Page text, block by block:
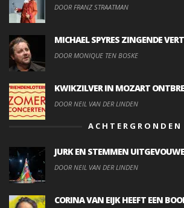
DOOR FRANZ STRAATMAN
MICHAEL SPYRES ZINGENDE
DOOR MONIQUE TEN BOSKE
KWIKZILVER IN MOZART
DOOR NEIL VAN DER LINDEN
ACHTERGRONDEN
JURK EN STEMMEN
DOOR NEIL VAN DER LINDEN
CORINA VAN EIJK HEEFT EEN